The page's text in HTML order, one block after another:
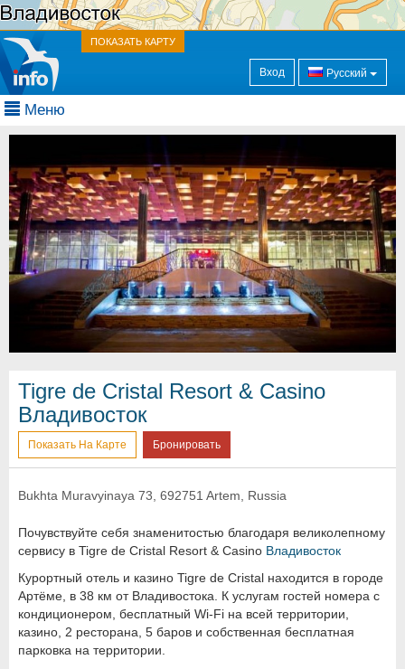
ПОКАЗАТЬ КАРТУ
Вход Русский
Меню
Tigre de Cristal Resort & Casino
Владивосток
Показать На Карте Бронировать
Bukhta Muravyinaya 73, 692751 Artem, Russia
Почувствуйте себя знаменитостью благодаря великолепному
сервису в Tigre de Cristal Resort & Casino Владивосток
Курортный отель и казино Tigre de Cristal находится в городе
Артёме, в 38 км от Владивостока. К услугам гостей номера с
кондиционером, бесплатный Wi-Fi на всей территории,
казино, 2 ресторана, 5 баров и собственная бесплатная
парковка на территории.